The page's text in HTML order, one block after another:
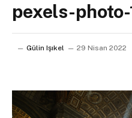
pexels-
Gülin Işıkel 29 Nisan 2022